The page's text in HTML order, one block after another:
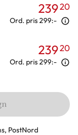
23920
Ord. pris299:-
23920
Ord. pris299:-
PostNord